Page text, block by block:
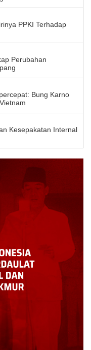
PPKI Terhadap
Perubahan
Bung Karno
Kesepakatan Internal